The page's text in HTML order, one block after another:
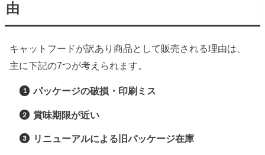
由
キャットフードが訳あり商品として販売される理由は、
主に下記の7つが考えられます。
パッケージの破損・印刷ミス
賞味期限が近い
リニューアルによる旧パッケージ在庫